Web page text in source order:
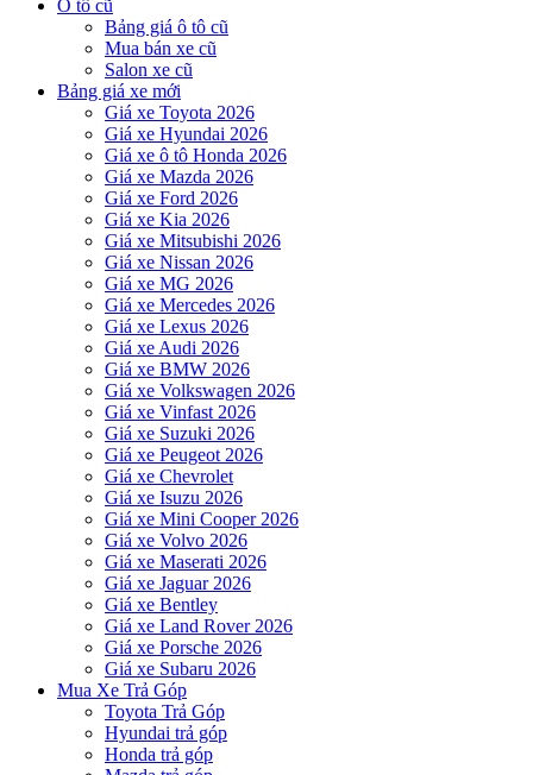
Ô tô cũ
Bảng giá ô tô cũ
Mua bán xe cũ
Salon xe cũ
Bảng giá xe mới
Giá xe Toyota 2026
Giá xe Hyundai 2026
Giá xe ô tô Honda 2026
Giá xe Mazda 2026
Giá xe Ford 2026
Giá xe Kia 2026
Giá xe Mitsubishi 2026
Giá xe Nissan 2026
Giá xe MG 2026
Giá xe Mercedes 2026
Giá xe Lexus 2026
Giá xe Audi 2026
Giá xe BMW 2026
Giá xe Volkswagen 2026
Giá xe Vinfast 2026
Giá xe Suzuki 2026
Giá xe Peugeot 2026
Giá xe Chevrolet
Giá xe Isuzu 2026
Giá xe Mini Cooper 2026
Giá xe Volvo 2026
Giá xe Maserati 2026
Giá xe Jaguar 2026
Giá xe Bentley
Giá xe Land Rover 2026
Giá xe Porsche 2026
Giá xe Subaru 2026
Mua Xe Trả Góp
Toyota Trả Góp
Hyundai trả góp
Honda trả góp